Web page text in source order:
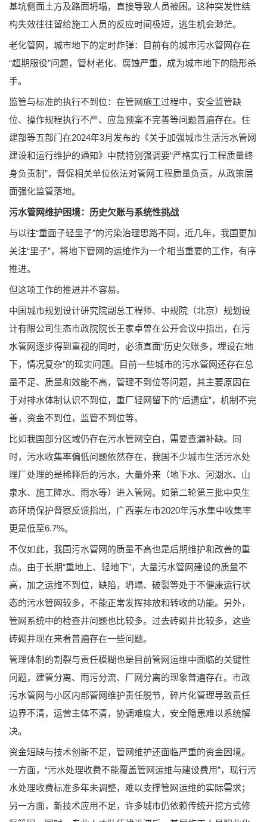
基坑侧面土方及路面坍塌，直接导致人员被困。这种突发性结
构失效往往留给施工人员的反应时间极短，逃生机会渺茫。
老化管网，城市地下的定时炸弹：目前有的城市污水管网存在
“超期服役”问题，管材老化、腐蚀严重，成为城市地下的隐形杀
手。
监管与标准的执行不到位：在管网施工过程中，安全监管缺
位、操作规程执行不严、应急预案不完善等问题普遍存在。住
建部等五部门在2024年3月发布的《关于加强城市生活污水管网
建设和运行维护的通知》中就特别强调要“严格实行工程质量终
身负责制”，督促相关单位依法对管网工程质量负责，从政策层
面强化监管落地。
污水管网维护困境：历史欠账与系统性挑战
与以往“重面子轻里子”的污染治理思路不同，近几年，我国更加
关注“里子”，将地下管网的运维作为一个相当重要的工作，有序
推进。
但这项工作的推进并不容易。
中国城市规划设计研究院副总工程师、中规院（北京）规划设
计有限公司生态市政院院长王家卓曾在公开会议中指出，在污
水管网逐步得到重视的同时，必须直面“历史欠账多，埋设在地
下，情况复杂”的现实问题。目前一些城市的污水管网还存在总
量不足、质量和效能不高，管理不到位等问题，其主要原因在
于对排水体制认识不到位，重厂轻网留下的“后遗症”，机制不完
善，资金不到位，监管不到位等。
比如我国部分区域仍存在污水管网空白，需要查漏补缺。同
时，污水收集率偏低问题依然存在，我国不少城市生活污水处
理厂处理的是稀释后的污水，大量外来（地下水、河湖水、山
泉水、施工降水、雨水等）进入管网。如第二轮第三批中央生
态环境保护督察反馈指出，广西崇左市2020年污水集中收集率
更是低至6.7%。
不仅如此，我国污水管网的质量不高也是后期维护和改善的重
点。由于长期“重地上、轻地下”，大量污水管网建设的质量不
高，加之运维不到位，缺陷，坍塌、破裂等处于不健康运行状
态的污水管网较多，不能正常发挥排放和转收的功能。另外，
管网系统中的检查井问题也比较多。过去砖砌井比较多，这些
砖砌井现在来看普遍存在一些问题。
管理体制的割裂与责任模糊也是目前管网运维中面临的关键性
问题，建管分离、雨污分流、厂网分离的现象普遍存在。市政
污水管网与小区内部管网维护责任脱节，碎片化管理导致责任
边界不清，运营主体不清，协调难度大，安全隐患难以系统解
决。
资金短缺与技术创新不足，管网维护还面临严重的资金困境。
一方面，“污水处理收费不能覆盖管网运维与建设费用”，现行污
水处理收费标准多年未调整，难以支撑管网运维的实际需求；
另一方面，新技术应用不足，许多城市仍依赖传统开挖方式修